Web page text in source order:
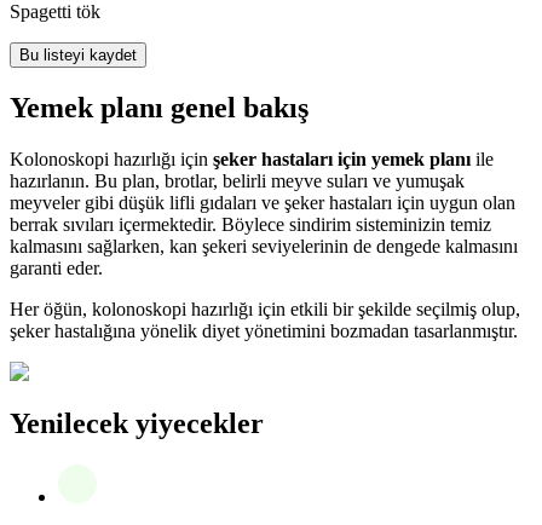
Spagetti tök
Bu listeyi kaydet
Yemek planı genel bakış
Kolonoskopi hazırlığı için şeker hastaları için yemek planı ile
hazırlanın. Bu plan, brotlar, belirli meyve suları ve yumuşak
meyveler gibi düşük lifli gıdaları ve şeker hastaları için uygun olan
berrak sıvıları içermektedir. Böylece sindirim sisteminizin temiz
kalmasını sağlarken, kan şekeri seviyelerinin de dengede kalmasını
garanti eder.
Her öğün, kolonoskopi hazırlığı için etkili bir şekilde seçilmiş olup,
şeker hastalığına yönelik diyet yönetimini bozmadan tasarlanmıştır.
Yenilecek yiyecekler